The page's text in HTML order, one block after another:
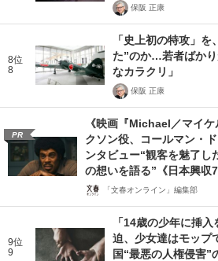
保阪 正康
8位
8
「史上初の特攻」
た”のか…若者ばか
なカラクリ」
保阪 正康
PR
《映画『Michael／マイ
クソン役、コールマン・
ンタビュー“観客を魅了し
の想いを語る”《日本興収
「文春オンライン」編集部
9位
9
「14歳の少年に挿
迫、少女達はモッ
国“最悪の人権侵害”